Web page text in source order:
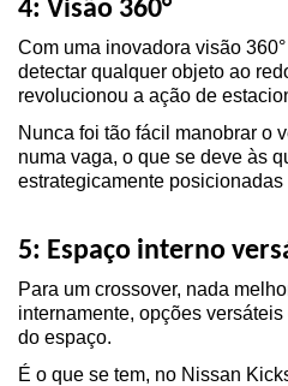
4: Visão 360°
Com uma inovadora visão
detectar qualquer objeto ao
revolucionou a ação de
Nunca foi tão fácil manobrar o
numa vaga, o que se deve às
estrategicamente
5: Espaço interno
Para um crossover, nada
internamente, opções
do espaço.
É o que se tem, no Nissan